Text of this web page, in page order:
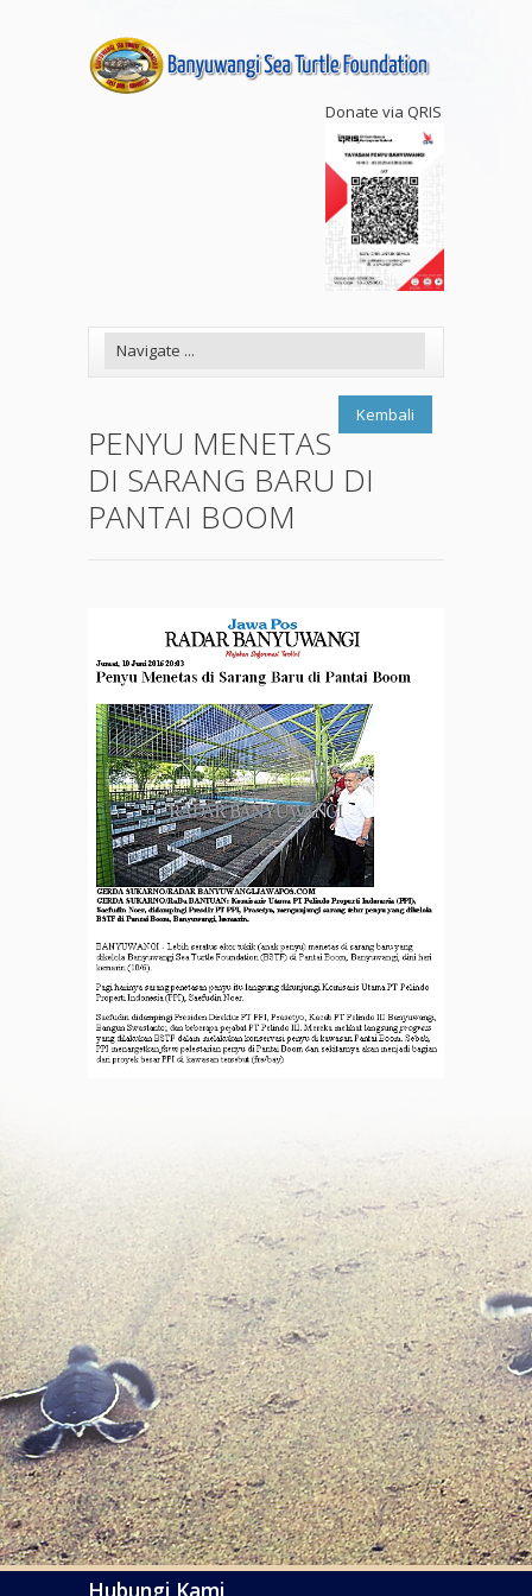
Donate via QRIS
Kembali
PENYU MENETAS
DI SARANG BARU DI
PANTAI BOOM
Hubungi Kami